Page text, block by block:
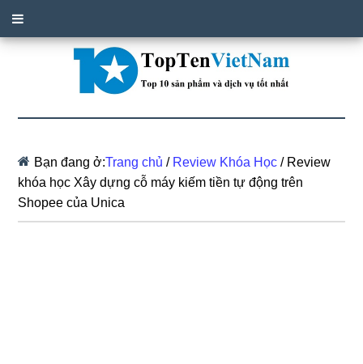
Bạn đang ở:Trang chủ / Review Khóa Học /Review
khóa học Xây dựng cỗ máy kiếm tiền tự động trên
Shopee của Unica